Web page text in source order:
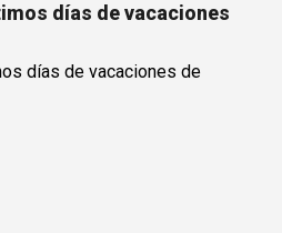
días de vacaciones